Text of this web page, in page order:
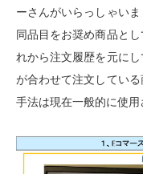
ーさんがいらっしゃい
同品目をお奨め商品と
れから注文履歴を元に
が合わせて注文してい
手法は現在一般的に使用